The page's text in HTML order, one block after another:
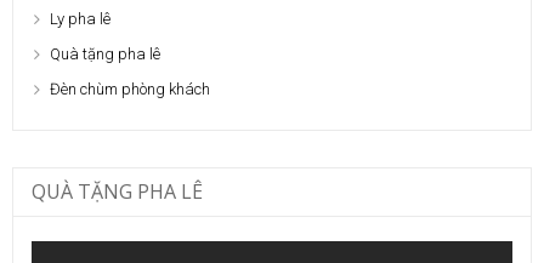
Ly pha lê
Quà tặng pha lê
Đèn chùm phòng khách
QUÀ TẶNG PHA LÊ